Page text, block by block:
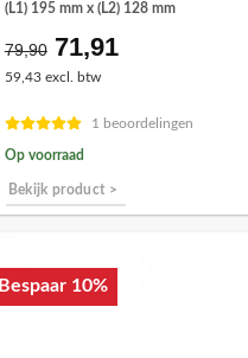
(L1) 195 mm x (L2) 128 mm
79,90 Oorspronkelijke
prijs
€79,90.
71,91
€71,91.
59,43 excl. btw
1 beoordelingen
Op voorraad
Bekijk product >
Bespaar 10%